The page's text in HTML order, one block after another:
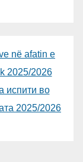
në afatin e
2025/2026
во
2025/2026